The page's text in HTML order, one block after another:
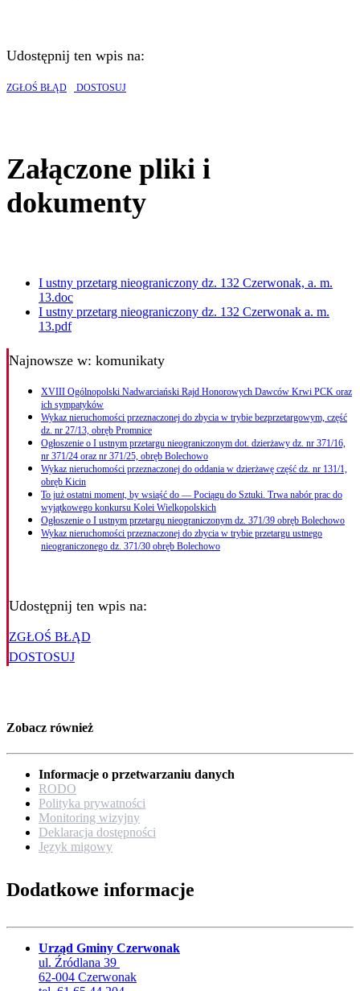
Udostępnij ten wpis na:
ZGŁOŚ BŁĄD DOSTOSUJ
Załączone pliki i
dokumenty
I ustny przetarg nieograniczony dz. 132 Czerwonak, a. m.
13.doc
I ustny przetarg nieograniczony dz. 132 Czerwonak a. m.
13.pdf
Najnowsze w: komunikaty
XVIII Ogólnopolski Nadwarciański Rajd Honorowych Dawców Krwi PCK oraz
ich sympatyków
Wykaz nieruchomości przeznaczonej do zbycia w trybie bezprzetargowym, część
dz. nr 27/13, obręb Promnice
Ogłoszenie o I ustnym przetargu nieograniczonym dot. dzierżawy dz. nr 371/16,
nr 371/24 oraz nr 371/25, obręb Bolechowo
Wykaz nieruchomości przeznaczonej do oddania w dzierżawę część dz. nr 131/1,
obręb Kicin
To już ostatni moment, by wsiąść do — Pociągu do Sztuki. Trwa nabór prac do
wyjątkowego konkursu Kolei Wielkopolskich
Ogłoszenie o I ustnym przetargu nieograniczonym dz. 371/39 obręb Bolechowo
Wykaz nieruchomości przeznaczonej do zbycia w trybie przetargu ustnego
nieograniczonego dz. 371/30 obręb Bolechowo
Udostępnij ten wpis na:
ZGŁOŚ BŁĄD
DOSTOSUJ
Zobacz również
Informacje o przetwarzaniu danych
RODO
Polityka prywatności
Monitoring wizyjny
Deklaracja dostępności
Język migowy
Dodatkowe informacje
Urząd Gminy Czerwonak
ul. Źródlana 39
62-004 Czerwonak